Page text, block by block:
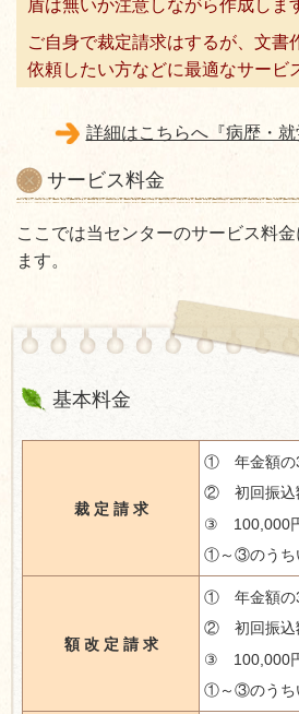
盾は無いか注意しながら作成しま
ご自身で裁定請求はするが、文書
依頼したい方などに最適なサービ
詳細はこちらへ『病歴・就
サービス料金
ここでは当センターのサービス料
ます。
基本料金
裁 定 請 求
① 年金額の
② 初回振込
③ 100,000
①～③のうち
額 改 定 請 求
① 年金額の
② 初回振込
③ 100,000
①～③のうち